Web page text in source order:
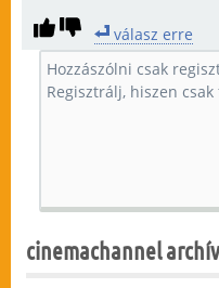
válasz erre
cinemachannel